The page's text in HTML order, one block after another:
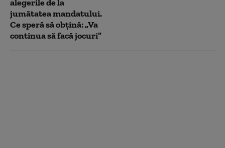
alegerile de la
jumătatea mandatului.
Ce speră să obțină: „Va
continua să facă jocuri”